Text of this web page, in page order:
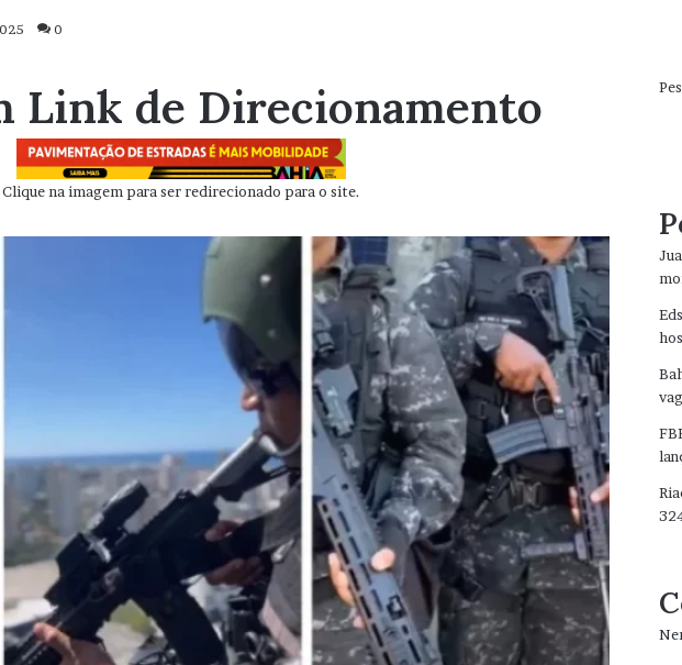
0
Link de Direcionamento
Clique na imagem para ser redirecionado para o site.